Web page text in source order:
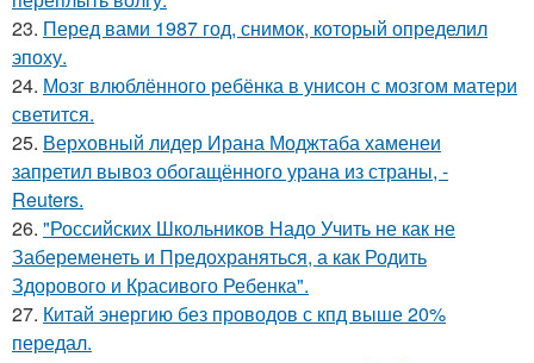
23. Перед вами 1987 год, снимок, который определил
эпоху.
24. Мозг влюблённого ребёнка в унисон с мозгом матери
светится.
25. Верховный лидер Ирана Моджтаба хаменеи
запретил вывоз обогащённого урана из страны, -
Reuters.
26. "Российских Школьников Надо Учить не как не
Забеременеть и Предохраняться, а как Родить
Здорового и Красивого Ребенка".
27. Китай энергию без проводов с кпд выше 20%
передал.